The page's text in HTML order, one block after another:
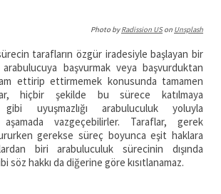
Photo byRadission USon Unsplash
tarafların özgür iradesiyle başlayan bir
başvurmak veya başvurduktan
ettirip ettirmemek konusunda tamamen
hiçbir şekilde bu sürece katılmaya
gibi uyuşmazlığı arabuluculuk yoluyla
vazgeçebilirler. Taraflar, gerek
gerekse süreç boyunca eşit haklara
biri arabuluculuk sürecinin dışında
söz hakkı da diğerine göre kısıtlanamaz.